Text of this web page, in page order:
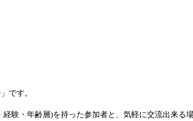
です。
験・年齢層)を持った参加者と、気軽に交流出来る